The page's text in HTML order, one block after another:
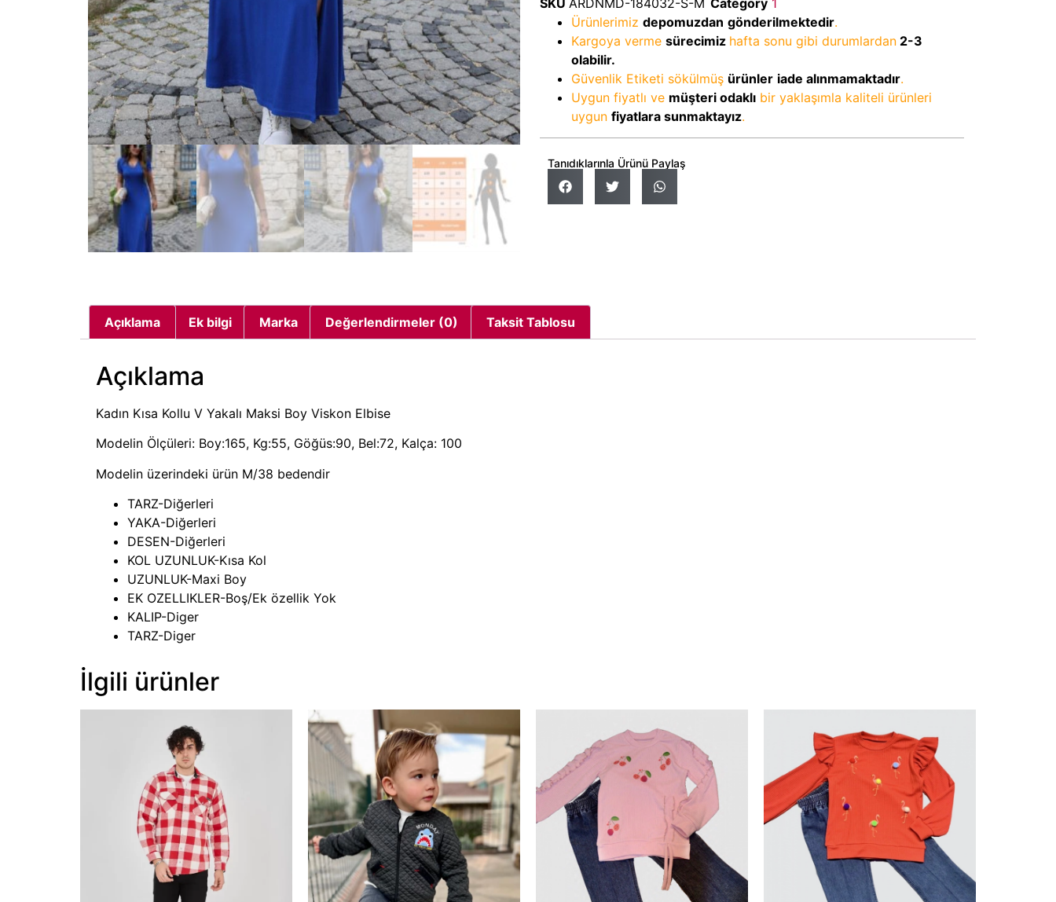
Ürünlerimiz depomuzdan gönderilmektedir.
Kargoya verme sürecimiz hafta sonu gibi durumlardan 2-3
olabilir.
Güvenlik Etiketi sökülmüş ürünler iade alınmamaktadır.
Uygun fiyatlı ve müşteri odaklı bir yaklaşımla kaliteli ürünleri
uygun fiyatlara sunmaktayız.
Tanıdıklarınla Ürünü Paylaş
Açıklama Ek bilgi Marka Değerlendirmeler (0) Taksit Tablosu
Açıklama
Kadın Kısa Kollu V Yakalı Maksi Boy Viskon Elbise
Modelin Ölçüleri: Boy:165, Kg:55, Göğüs:90, Bel:72, Kalça: 100
Modelin üzerindeki ürün M/38 bedendir
TARZ-Diğerleri
YAKA-Diğerleri
DESEN-Diğerleri
KOL UZUNLUK-Kısa Kol
UZUNLUK-Maxi Boy
EK OZELLIKLER-Boş/Ek özellik Yok
KALIP-Diger
TARZ-Diger
İlgili ürünler